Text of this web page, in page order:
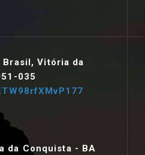
Brasil, Vitória da
035
da Conquista - BA